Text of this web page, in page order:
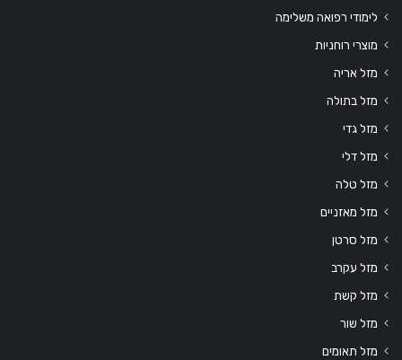
לימודי רפואה משלימה
מוצרי רוחניות
מזל אריה
מזל בתולה
מזל גדי
מזל דלי
מזל טלה
מזל מאזניים
מזל סרטן
מזל עקרב
מזל קשת
מזל שור
מזל תאומים